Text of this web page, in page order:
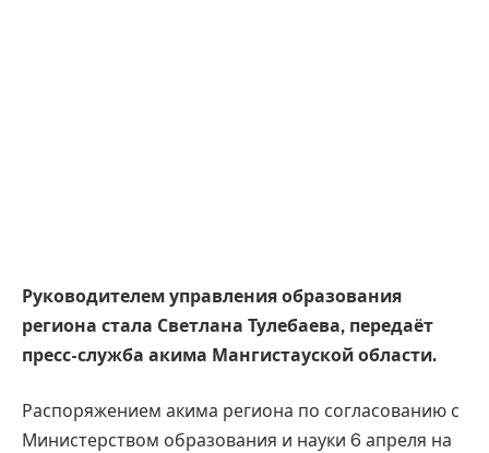
Руководителем управления образования
региона стала Светлана Тулебаева, передаёт
пресс-служба акима Мангистауской области.
Распоряжением акима региона по согласованию с
Министерством образования и науки 6 апреля на